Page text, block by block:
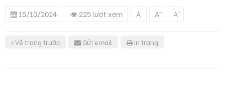
15/10/2024 225 lượt xem A A- A+
Về trang trước Gửi email In trang